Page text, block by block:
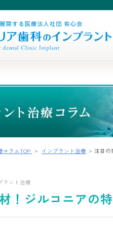
コラムTOP インプラント治療 注目の
ラント治療
！ジルコニアの